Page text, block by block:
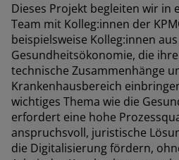
Dieses Projekt begleiten wir in
Team mit Kolleg:innen der
beispielsweise Kolleg:innen
Gesundheitsökonomie, die
technische Zusammenhänge
Krankenhausbereich
wichtiges Thema wie die
erfordert eine hohe
anspruchsvoll, juristische
die Digitalisierung fördern,